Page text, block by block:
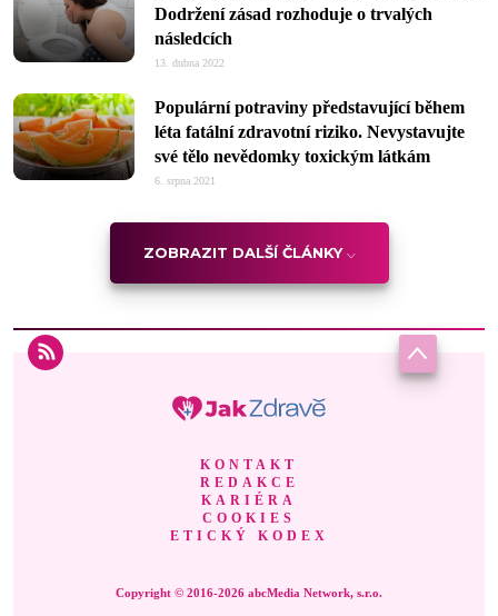
Dodržení zásad rozhoduje o trvalých
následcích
13. dubna 2022
Populární potraviny představující během
léta fatální zdravotní riziko. Nevystavujte
své tělo nevědomky toxickým látkám
6. srpna 2021
ZOBRAZIT DALŠÍ ČLÁNKY
KONTAKT
REDAKCE
KARIÉRA
COOKIES
ETICKÝ KODEX
Copyright © 2016-2026 abcMedia Network, s.r.o.